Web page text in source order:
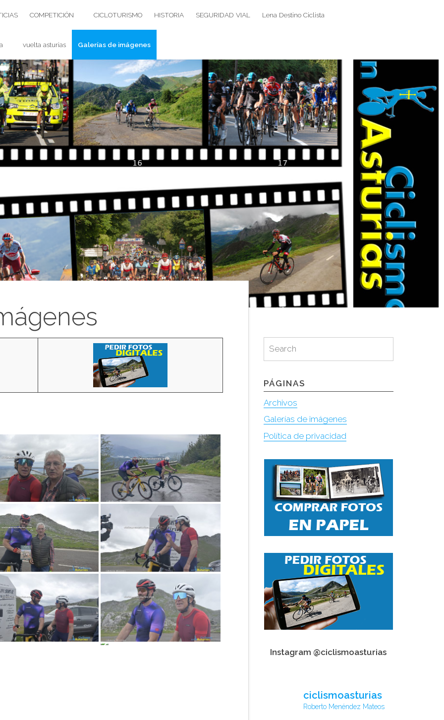
COMPETICIÓN CICLOTURISMO HISTORIA SEGURIDAD VIAL Lena Destino Ciclista
vuelta asturias Galerías de imágenes
for:
Search
PÁGINAS
Archivos
Galerías de imágenes
Política de privacidad
Instagram @ciclismoasturias
ciclismoasturias
Roberto Menéndez Mateos